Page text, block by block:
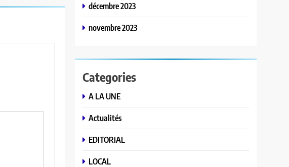
décembre 2023
novembre 2023
Categories
A LA UNE
Actualités
EDITORIAL
LOCAL